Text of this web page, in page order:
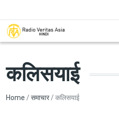
कलिसयाई
Breadcrumb
Home समाचार कलिसयाई